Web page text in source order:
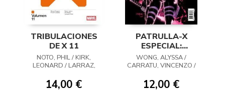
TRIBULACIONES
DE X 11
NOTO, PHIL / KIRK,
LEONARD / LARRAZ,
LAVALLE, VICTOR
14,00 €
PATRULLA-X
ESPECIAL:
MARIPOSA
MENTAL 02
WONG, ALYSSA /
CARRATU, VINCENZO /
12,00 €